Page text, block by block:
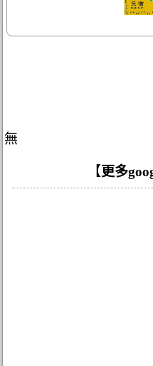
無
【 更多